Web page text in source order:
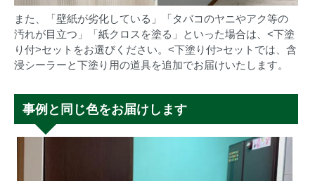
また、「壁紙が劣化している」「タバコのヤニやアク等の
汚れが目立つ」「紙クロスを塗る」といった場合は、<下塗
り付>セットをお選びください。<下塗り付>セットでは、含
浸シーラーと下塗り用の道具を追加でお届けいたします。
事例と同じ色をお届けします